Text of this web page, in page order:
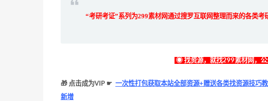
“考研考证”系列为299素材网通过搜罗互联网整理而来的各类考
◉ 找资源，就找299素材网，
🎁 点击成为VIP ☛ 一次性打包获取本站全部资源+赠送各类找资源技巧
新增